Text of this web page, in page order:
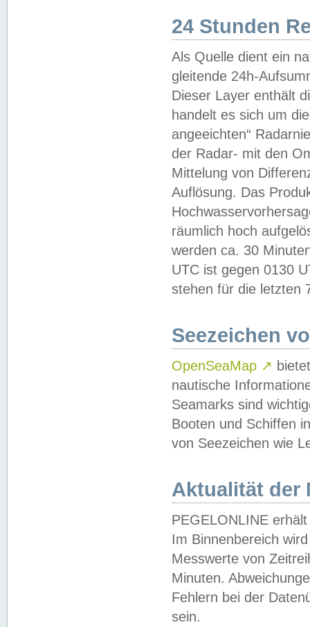
24 Stunden
Als Quelle dient ein
gleitende 24h-
Dieser Layer enthält
handelt es sich um
angeeichten“
der Radar- mit den
Mittelung von
Auflösung. Das
räumlich hoch
werden ca. 30
UTC ist gegen 0130
stehen für die letzten
Seezeichen
OpenSeaMap ↗
nautische
Seamarks sind
Booten und Schiffen
von Seezeichen wie
Aktualität der
PEGELONLINE
Im Binnenbereich
Messwerte von
Minuten.
Fehlern bei der
sein.